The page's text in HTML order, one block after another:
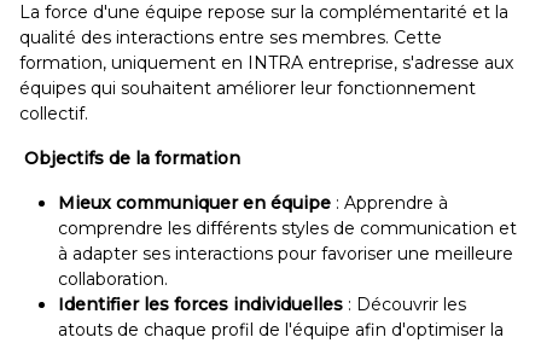
La force d'une équipe repose sur la complémentarité et la
qualité des interactions entre ses membres. Cette
formation, uniquement en INTRA entreprise, s'adresse aux
équipes qui souhaitent améliorer leur fonctionnement
collectif.
Objectifs de la formation
Mieux communiquer en équipe : Apprendre à
comprendre les différents styles de communication et
à adapter ses interactions pour favoriser une meilleure
collaboration.
Identifier les forces individuelles : Découvrir les
atouts de chaque profil de l'équipe afin d'optimiser la